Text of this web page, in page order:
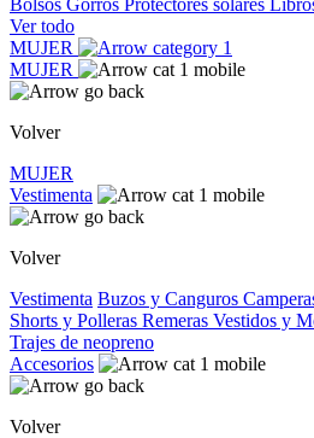
Bolsos Gorros Protectores solares
Ver todo
MUJER
MUJER
Volver
MUJER
Vestimenta
Volver
Vestimenta Buzos y Canguros
Shorts y Polleras Remeras Vestidos y
Trajes de neopreno
Accesorios
Volver